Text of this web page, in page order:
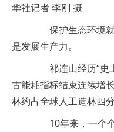
华社记者 李刚 摄
保护生态环境就
是发展生产力。
祁连山经历“史上
古能耗指标结束连续增
林约占全球人工造林四
10年来，一个个